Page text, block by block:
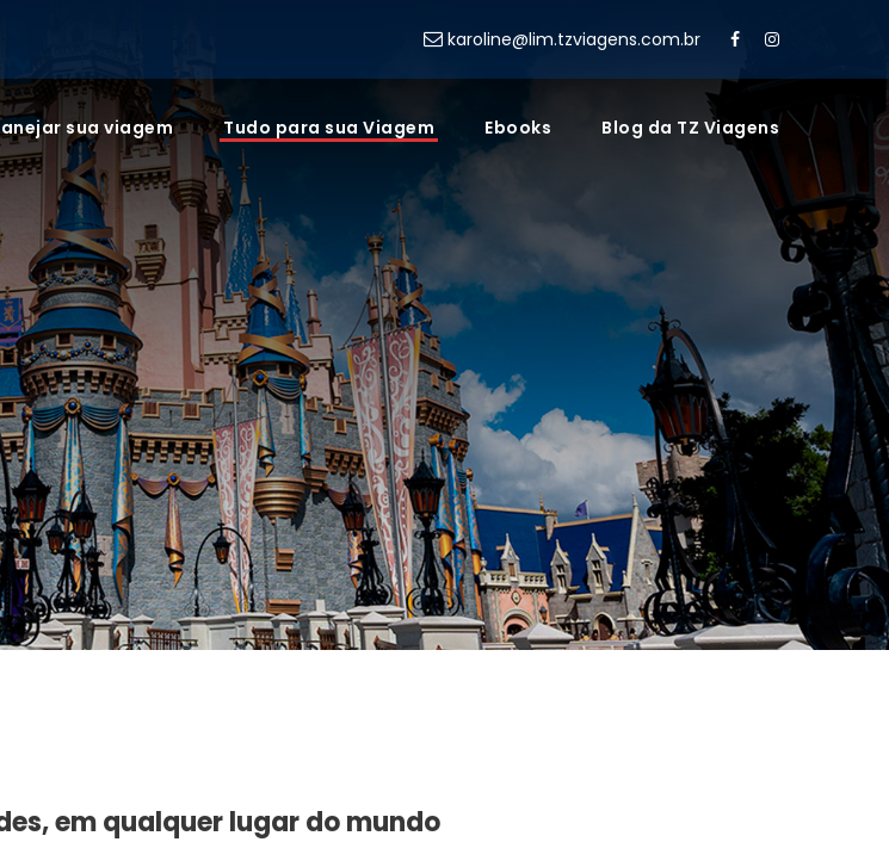
karoline@lim.tzviagens.com.br
sua viagem Tudo para sua Viagem Ebooks Blog da TZ Viagens
em qualquer lugar do mundo